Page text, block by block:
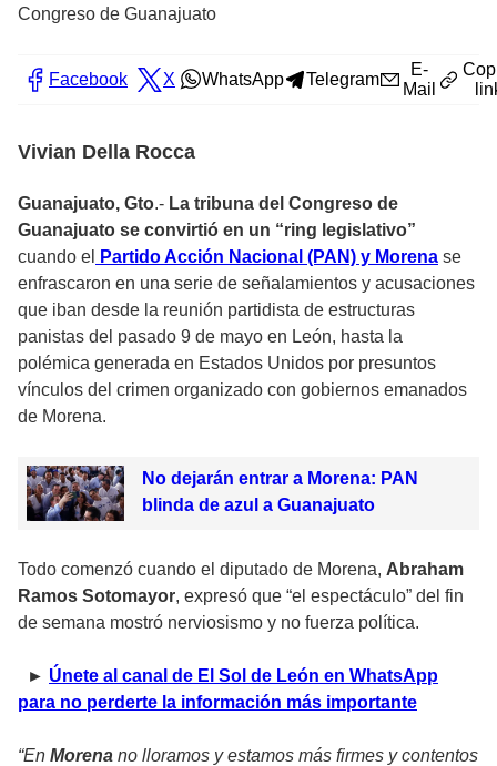
Congreso de Guanajuato
Facebook X WhatsApp Telegram
E-
Mail
Vivian Della Rocca
Guanajuato, Gto.- La tribuna del Congreso de
Guanajuato se convirtió en un “ring legislativo”
cuando el
Partido Acción Nacional (PAN) y Morena se
enfrascaron en una serie de señalamientos y acusaciones
que iban desde la reunión partidista de estructuras
panistas del pasado 9 de mayo en León, hasta la
polémica generada en Estados Unidos por presuntos
vínculos del crimen organizado con gobiernos emanados
de Morena.
No dejarán entrar a Morena: PAN
blinda de azul a Guanajuato
Todo comenzó cuando el diputado de Morena, Abraham
Ramos Sotomayor, expresó que “el espectáculo” del fin
de semana mostró nerviosismo y no fuerza política.
► Únete al canal de El Sol de León en WhatsApp
para no perderte la información más importante
“En Morena no lloramos y estamos más firmes y contentos